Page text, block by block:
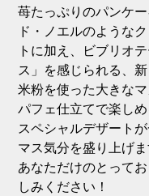
苺たっぷりのパンケ
ド・ノエルのような
トに加え、ビブリオ
ス」を感じられる、
米粉を使った大きな
パフェ仕立てで楽し
スペシャルデザート
マス気分を盛り上げま
あなただけのとって
しみください！